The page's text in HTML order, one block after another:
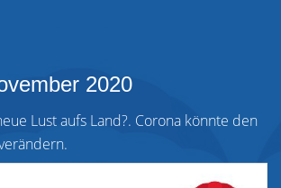
2020
Lust aufs Land?. Corona könnte den